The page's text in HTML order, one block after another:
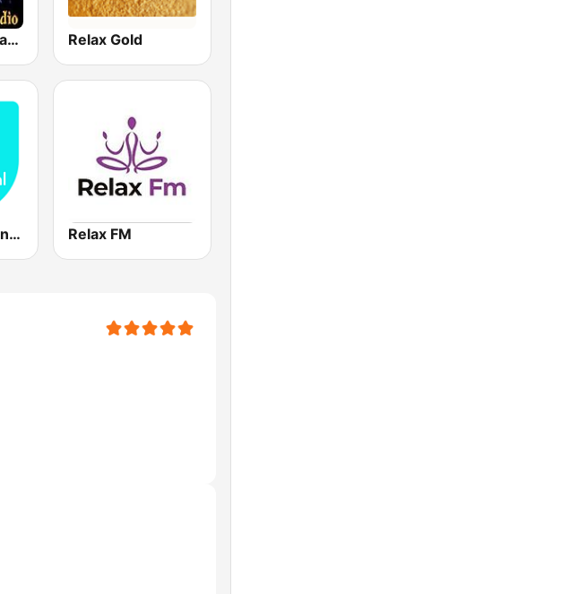
House Music Radio Relax Gold
Relax Instrumental Relax FM